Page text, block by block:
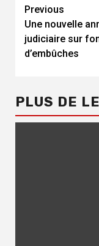
Continue
Reading
Previous
Une nouvelle
judiciaire sur
d’embûches
PLUS DE